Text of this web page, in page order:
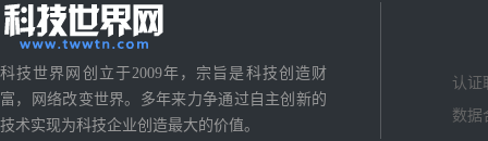
科技世界网创立于2009年，宗旨是科技创造财
富，网络改变世界。多年来力争通过自主创新的
技术实现为科技企业创造最大的价值。
认证
数据